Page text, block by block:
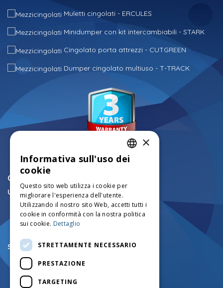
Muletti cingolati - ERCULES
Minidumper con kit intercambiabili - STARK
Cingolato porta attrezzi - CUTGREEN
Dumper cingolato multiuso - T-TRACK
CONTATTI
Ufficio tecnico mezzi cingolati:
+39.0456750126
info@mezzicingolati.com
Via Volta N°24 - 37026
Sede legale e amministrativa:
+39.0457545290
+39.0457545742
amministrazione@mezzicingolati.com
ITALIAN
GERMAN
×
Informativa sull'uso dei
cookie
Questo sito web utilizza i cookie per
migliorare l'esperienza dell'utente.
Utilizzando il nostro sito Web, accetti tutti i
cookie in conformità con la nostra politica
sui cookie. Dettaglio
STRETTAMENTE NECESSARIO
PRESTAZIONE
TARGETING